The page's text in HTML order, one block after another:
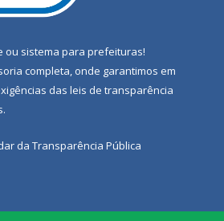
ou sistema para prefeituras!
completa, onde garantimos em
das leis de transparência
da Transparência Pública